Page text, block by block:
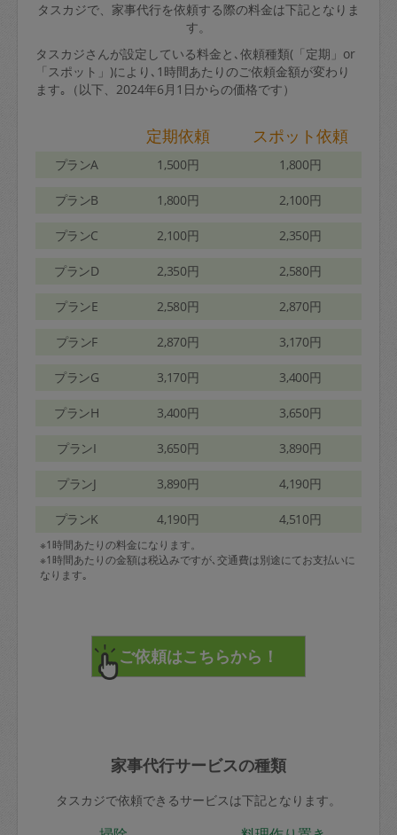
タスカジで、家事代行を依頼する際の料金は下記となりま
す。
タスカジさんが設定している料金と､依頼種類(「定期」or
「スポット」)により､1時間あたりのご依頼金額が変わり
ます｡（以下、2024年6月1日からの価格です）
定期依頼 スポット依頼
プランA 1,500円 1,800円
プランB 1,800円 2,100円
プランC 2,100円 2,350円
プランD 2,350円 2,580円
プランE 2,580円 2,870円
プランF 2,870円 3,170円
プランG 3,170円 3,400円
プランH 3,400円 3,650円
プランI 3,650円 3,890円
プランJ 3,890円 4,190円
プランK 4,190円 4,510円
※1時間あたりの料金になります。
※1時間あたりの金額は税込みですが､交通費は別途にてお支払いに
なります｡
家事代行サービスの種類
タスカジで依頼できるサービスは下記となります。